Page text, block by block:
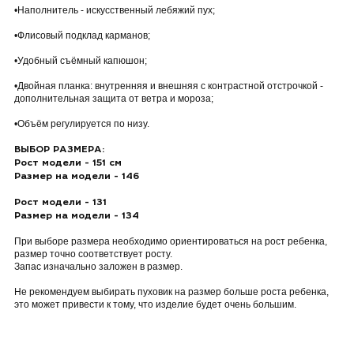
•Наполнитель - искусственный лебяжий пух;
•Флисовый подклад карманов;
•Удобный съёмный капюшон;
•Двойная планка: внутренняя и внешняя с контрастной отстрочкой -
дополнительная защита от ветра и мороза;
•Объём регулируется по низу.
ВЫБОР РАЗМЕРА:
Рост модели - 151 см
Размер на модели - 146
Рост модели - 131
Размер на модели - 134
При выборе размера необходимо ориентироваться на рост ребенка,
размер точно соответствует росту.
Запас изначально заложен в размер.
Не рекомендуем выбирать пуховик на размер больше роста ребенка,
это может привести к тому, что изделие будет очень большим.